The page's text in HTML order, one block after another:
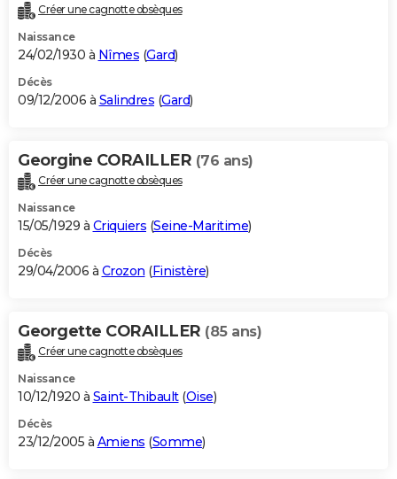
Créer une cagnotte obsèques
Naissance
24/02/1930 à Nîmes (Gard)
Décès
09/12/2006 à Salindres (Gard)
Georgine CORAILLER (76 ans)
Créer une cagnotte obsèques
Naissance
15/05/1929 à Criquiers (Seine-Maritime)
Décès
29/04/2006 à Crozon (Finistère)
Georgette CORAILLER (85 ans)
Créer une cagnotte obsèques
Naissance
10/12/1920 à Saint-Thibault(Oise)
Décès
23/12/2005 à Amiens (Somme)